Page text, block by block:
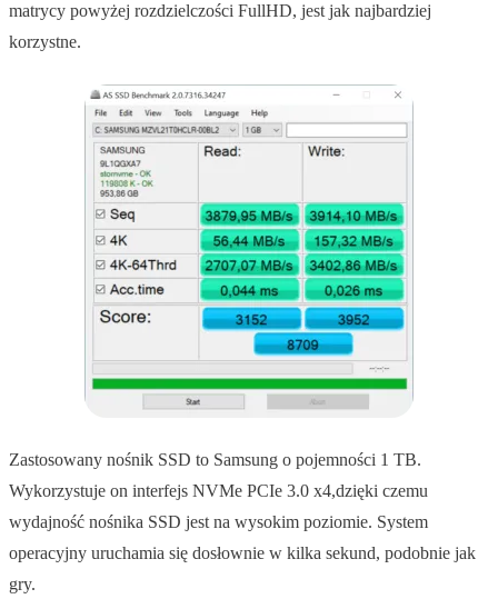
matrycy powyżej rozdzielczości FullHD, jest jak najbardziej
korzystne.
Zastosowany nośnik SSD to Samsung o pojemności 1 TB.
Wykorzystuje on interfejs NVMe PCIe 3.0 x4,dzięki czemu
wydajność nośnika SSD jest na wysokim poziomie. System
operacyjny uruchamia się dosłownie w kilka sekund, podobnie jak
gry.